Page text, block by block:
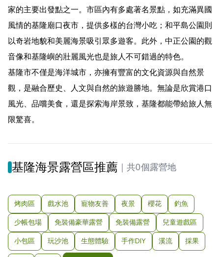
家的主要出發點之一。市區內有多處著名景點，如充滿異國
風情的基隆廟口夜市，提供多樣的台灣小吃；和平島公園則
以奇岩地貌和美麗海景吸引眾多遊客。此外，中正公園的觀
音像和基隆嶼的壯麗風光也是旅人不可錯過的特色。
基隆市不僅是海洋城市，亦擁有豐富的文化資源與自然景
觀，是融合歷史、人文與自然的旅遊勝地。無論是欣賞港口
風光、品嚐美食，還是探索海岸景致，基隆都能帶給旅人無
限驚喜。
基隆海景露營區推薦 ｜ 共0個露營地
烤肉區 戲水池 寵物友善 夜景 櫻花
釣魚
少帳包場
免裝備豪華露營 免裝備露營
兒童遊戲區
小包區
玩沙池 生態體驗 手作DIY 溪流 採果